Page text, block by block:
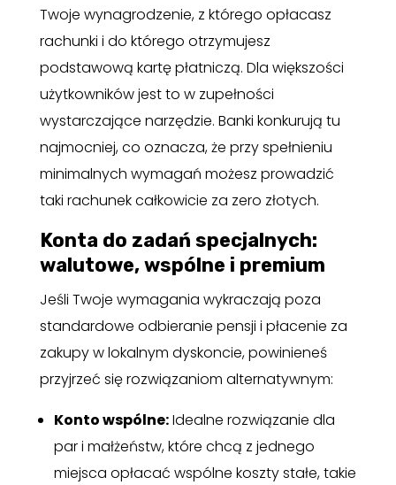
Twoje wynagrodzenie, z którego opłacasz
rachunki i do którego otrzymujesz
podstawową kartę płatniczą. Dla większości
użytkowników jest to w zupełności
wystarczające narzędzie. Banki konkurują tu
najmocniej, co oznacza, że przy spełnieniu
minimalnych wymagań możesz prowadzić
taki rachunek całkowicie za zero złotych.
Konta do zadań specjalnych:
walutowe, wspólne i premium
Jeśli Twoje wymagania wykraczają poza
standardowe odbieranie pensji i płacenie za
zakupy w lokalnym dyskoncie, powinieneś
przyjrzeć się rozwiązaniom alternatywnym:
Konto wspólne:Idealne rozwiązanie dla
par i małżeństw, które chcą z jednego
miejsca opłacać wspólne koszty stałe, takie